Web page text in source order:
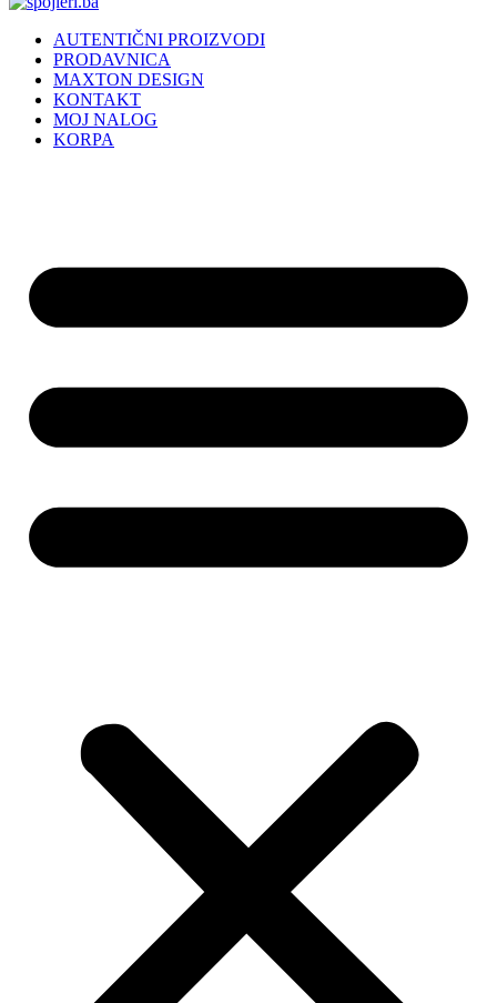
AUTENTIČNI PROIZVODI
PRODAVNICA
MAXTON DESIGN
KONTAKT
MOJ NALOG
KORPA